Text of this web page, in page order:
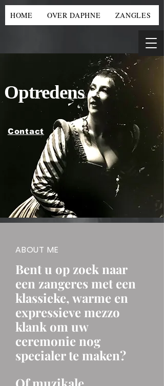
HOME OVER DAPHNE ZANGLES
Optredens
Contact
ABOUT ME
Bent u op zoek naar
een zangeres met een
klassieke, warme en
expressieve mezzo
klank om uw
ceremonie nog
specialer te maken?